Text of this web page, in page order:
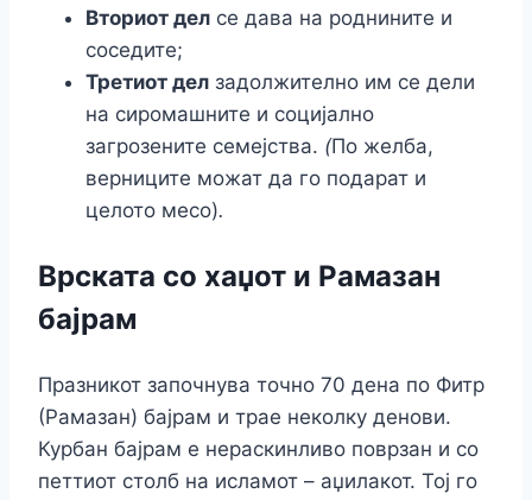
Вториот дел се дава на роднините и
соседите;
Третиот дел задолжително им се дели
на сиромашните и социјално
загрозените семејства. (По желба,
верниците можат да го подарат и
целото месо).
Врската со хаџот и Рамазан
бајрам
Празникот започнува точно 70 дена по Фитр
(Рамазан) бајрам и трае неколку денови.
Курбан бајрам е нераскинливо поврзан и со
петтиот столб на исламот – аџилакот. Тој го